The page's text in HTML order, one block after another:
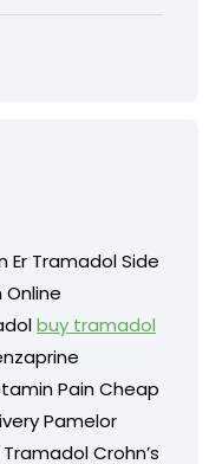
Er Tramadol Side
buy tramadol
Pain Cheap
Pamelor
Crohn’s